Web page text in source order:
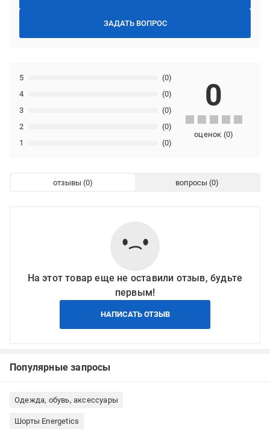
ЗАДАТЬ ВОПРОС
1 (0)
2 (0)
3 (0)
4 (0)
5 (0)
0
оценок (0)
отзывы вопросы
На этот товар еще не оставили отзыв, будьте
первым!
НАПИСАТЬ ОТЗЫВ
Популярные запросы
Одежда, обувь, аксессуары
Шорты Energetics